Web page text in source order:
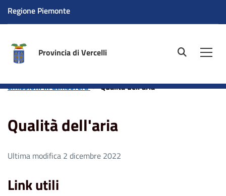
Regione Piemonte
Provincia di Vercelli site.searc
emissioni in atmosfera
Qualità dell'aria
Qualità dell'aria
Ultima modifica 2 dicembre 2022
Link utili